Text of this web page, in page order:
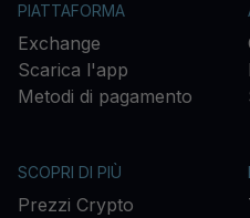
PIATTAFORMA
Exchange
Scarica l'app
Metodi di pagamento
SCOPRI DI PIÙ
Prezzi Crypto